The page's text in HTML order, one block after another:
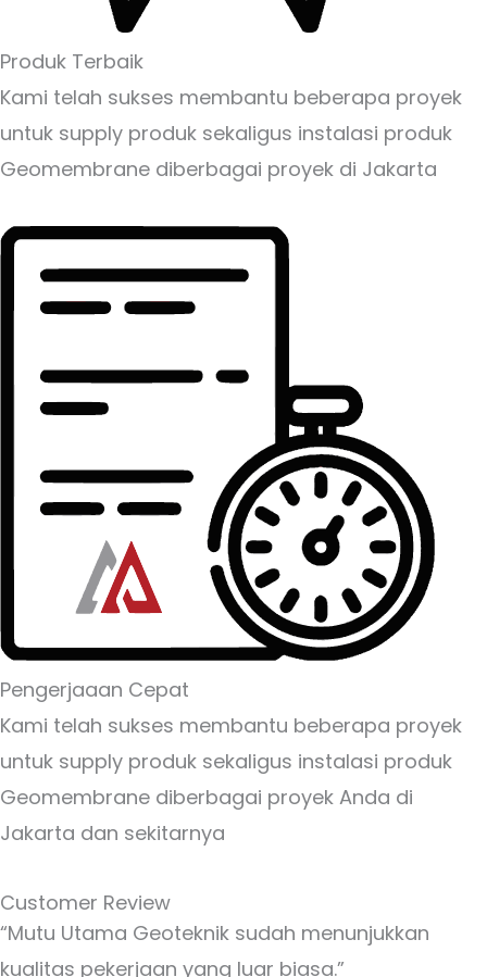
Produk Terbaik
Kami telah sukses membantu beberapa proyek
untuk supply produk sekaligus instalasi produk
Geomembrane diberbagai proyek di Jakarta
Pengerjaaan Cepat
Kami telah sukses membantu beberapa proyek
untuk supply produk sekaligus instalasi produk
Geomembrane diberbagai proyek Anda di
Jakarta dan sekitarnya
Customer Review
“Mutu Utama Geoteknik sudah menunjukkan
kualitas pekerjaan yang luar biasa.”